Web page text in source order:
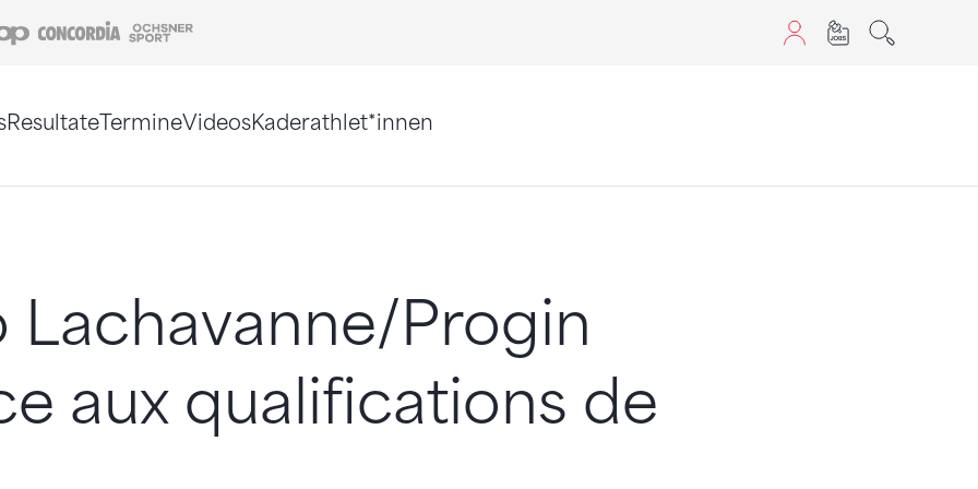
Coop Concordia
ResultateTermineVideosKaderathlet*innen
Lachavanne/Progin
aux qualifications de